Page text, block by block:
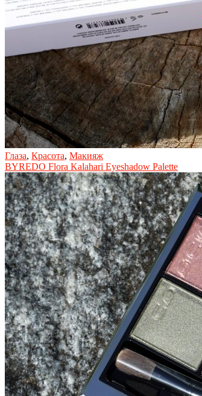
Глаза, Красота, Макияж
BYREDO Flora Kalahari Eyeshadow Palette